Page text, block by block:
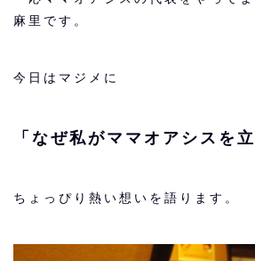
麻里です。
今日はマジメに
「なぜ私がママオアシスを
ちょっぴり熱い想いを語ります。